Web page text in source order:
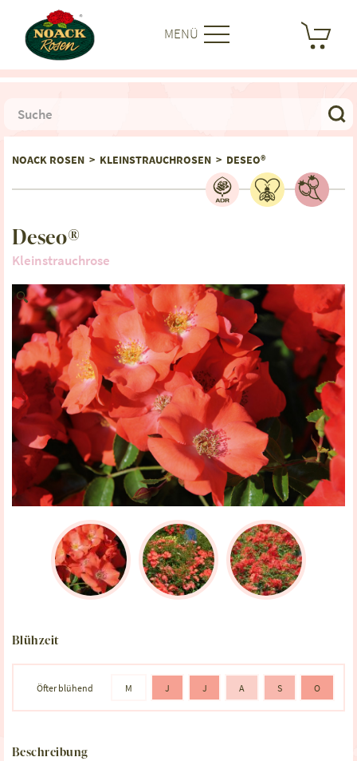
MENÜ
NOACK ROSEN > KLEINSTRAUCHROSEN > DESEO®
Deseo®
Kleinstrauchrose
🔍
Blühzeit
Öfter blühend M J J A S O
Beschreibung